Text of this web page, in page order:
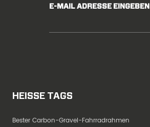
E-MAIL ADRESSE EINGEBEN
HEISSE TAGS
Bester Carbon-Gravel-Fahrradrahmen